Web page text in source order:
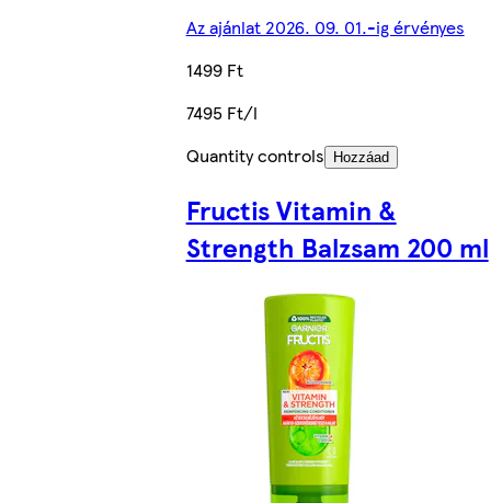
Az ajánlat 2026. 09. 01.-ig érvényes
1499 Ft
7495 Ft/l
Quantity controls
Hozzáad
Fructis Vitamin &
Strength Balzsam 200 ml